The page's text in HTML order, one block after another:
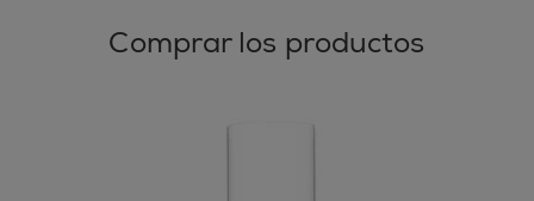
Comprar los productos